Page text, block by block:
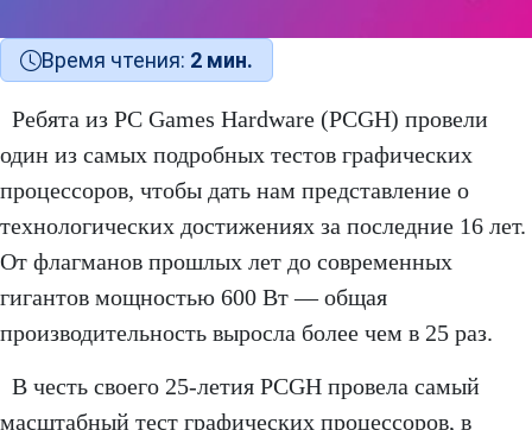
Время чтения: 2 мин.
Ребята из PC Games Hardware (PCGH) провели
один из самых подробных тестов графических
процессоров, чтобы дать нам представление о
технологических достижениях за последние 16 лет.
От флагманов прошлых лет до современных
гигантов мощностью 600 Вт — общая
производительность выросла более чем в 25 раз.
В честь своего 25-летия PCGH провела самый
масштабный тест графических процессоров, в